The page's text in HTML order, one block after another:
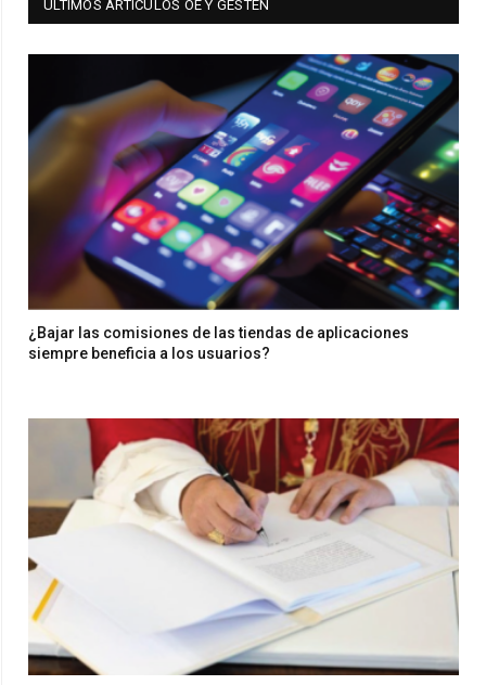
ÚLTIMOS ARTÍCULOS OE Y GESTEN
¿Bajar las comisiones de las tiendas de aplicaciones
siempre beneficia a los usuarios?